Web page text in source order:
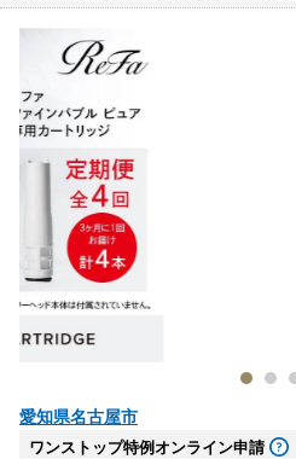
愛知県名古屋市
ワンストップ特例オンライン申請